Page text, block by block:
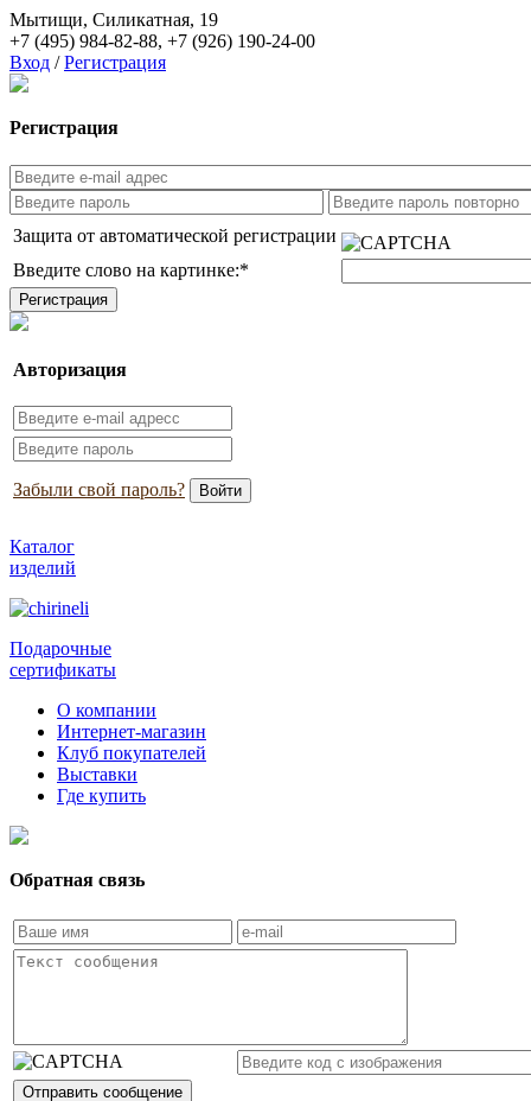
Мытищи, Силикатная, 19
+7 (495) 984-82-88, +7 (926) 190-24-00
Вход / Регистрация
Регистрация
Защита от автоматической регистрации
Введите слово на картинке:*
Авторизация
Забыли свой пароль?
Каталог
изделий
Подарочные
сертификаты
О компании
Интернет-магазин
Клуб покупателей
Выставки
Где купить
Обратная связь